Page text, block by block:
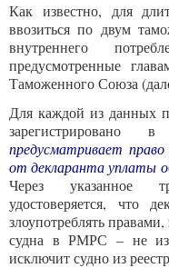
Как известно, для
ввозиться по двум
внутреннего
предусмотренные
Таможенного Союза
Для каждой из данных
предусматривает
от декларанта уплаты
Через указанное
удостоверяется, что
злоупотреблять
судна в РМРС – не
исключит судно из